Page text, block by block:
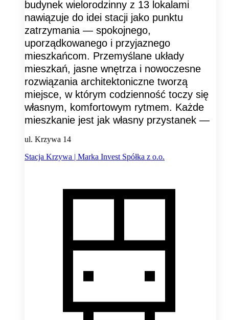
budynek wielorodzinny z 13 lokalami
nawiązuje do idei stacji jako punktu
zatrzymania — spokojnego,
uporządkowanego i przyjaznego
mieszkańcom. Przemyślane układy
mieszkań, jasne wnętrza i nowoczesne
rozwiązania architektoniczne tworzą
miejsce, w którym codzienność toczy się
własnym, komfortowym rytmem. Każde
mieszkanie jest jak własny przystanek —
ul. Krzywa 14
Stacja Krzywa | Marka Invest Spółka z o.o.